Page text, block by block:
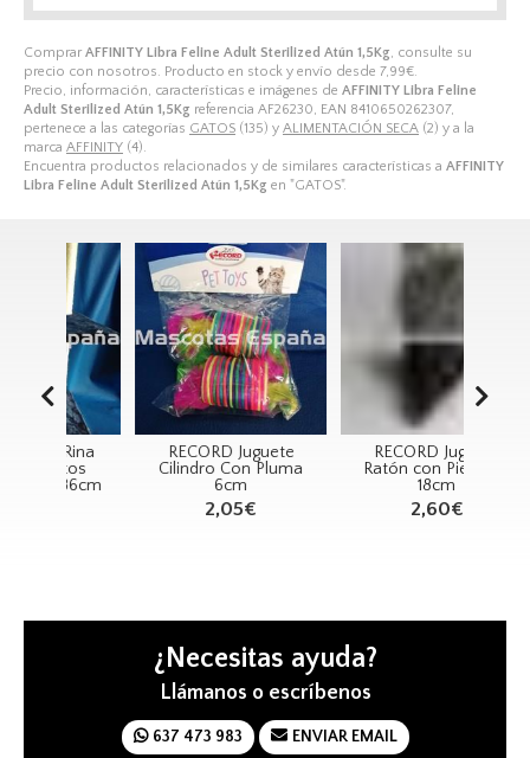
Comprar AFFINITY Libra Feline Adult Sterilized Atún 1,5Kg , consulte su
precio con nosotros. Producto en stock y envío desde 7,99€
Precio, información, características e imágenes de AFFINITY Libra Feline
Adult Sterilized Atún 1,5Kg referencia AF26230, EAN 8410650262307,
pertenece a las categorías GATOS (135) y ALIMENTACIÓN SECA (2) y a la
marca AFFINITY (4).
Encuentra productos relacionados y de similares características a AFFINITY
Libra Feline Adult Sterilized Atún 1,5Kg en "GATOS".
RECORD Juguete
Cilindro Con Pluma
RECORD Juguete
Ratón con Piel ECO
¿Necesitas ayuda?
Llámanos o escríbenos
637 473 983 ENVIAR EMAIL